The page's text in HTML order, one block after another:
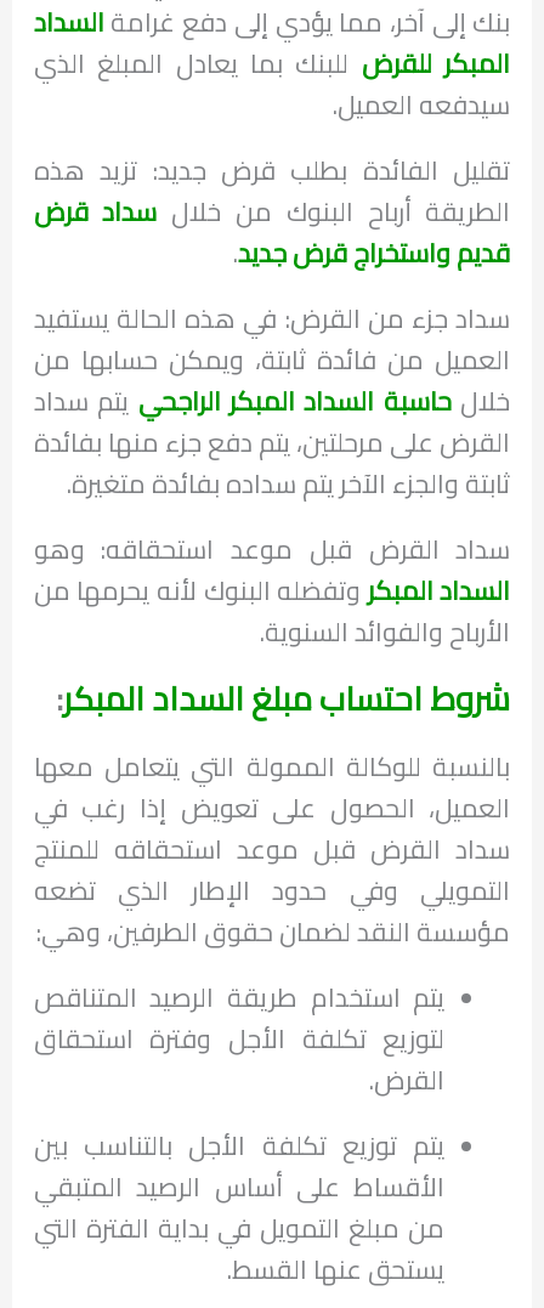
بنك إلى آخر، مما يؤدي إلى دفع غرامةالسداد
المبكر للقرض للبنك بما يعادل المبلغ الذي
سيدفعه العميل.
تقليل الفائدة بطلب قرض جديد: تزيد هذه
الطريقة أرباح البنوك من خلال سداد قرض
قديم واستخراج قرض جديد.
سداد جزء من القرض: في هذه الحالة يستفيد
العميل من فائدة ثابتة، ويمكن حسابها من
خلالحاسبة السداد المبكر الراجحي يتم سداد
القرض على مرحلتين، يتم دفع جزء منها بفائدة
ثابتة والجزء الآخر يتم سداده بفائدة متغيرة.
سداد القرض قبل موعد استحقاقه: وهو
السداد المبكروتفضله البنوك لأنه يحرمها من
الأرباح والفوائد السنوية.
شروط احتساب مبلغ السداد المبكر:
بالنسبة للوكالة الممولة التي يتعامل معها
العميل، الحصول على تعويض إذا رغب في
سداد القرض قبل موعد استحقاقه للمنتج
التمويلي وفي حدود الإطار الذي تضعه
مؤسسة النقد لضمان حقوق الطرفين، وهي:
يتم استخدام طريقة الرصيد المتناقص
لتوزيع تكلفة الأجل وفترة استحقاق
القرض.
يتم توزيع تكلفة الأجل بالتناسب بين
الأقساط على أساس الرصيد المتبقي
من مبلغ التمويل في بداية الفترة التي
يستحق عنها القسط.